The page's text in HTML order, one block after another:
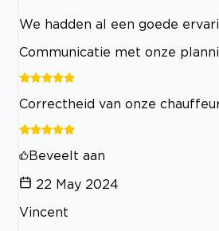
We hadden al een goede
Communicatie met onze
Correctheid van onze
Beveelt aan
22 May 2024
Vincent